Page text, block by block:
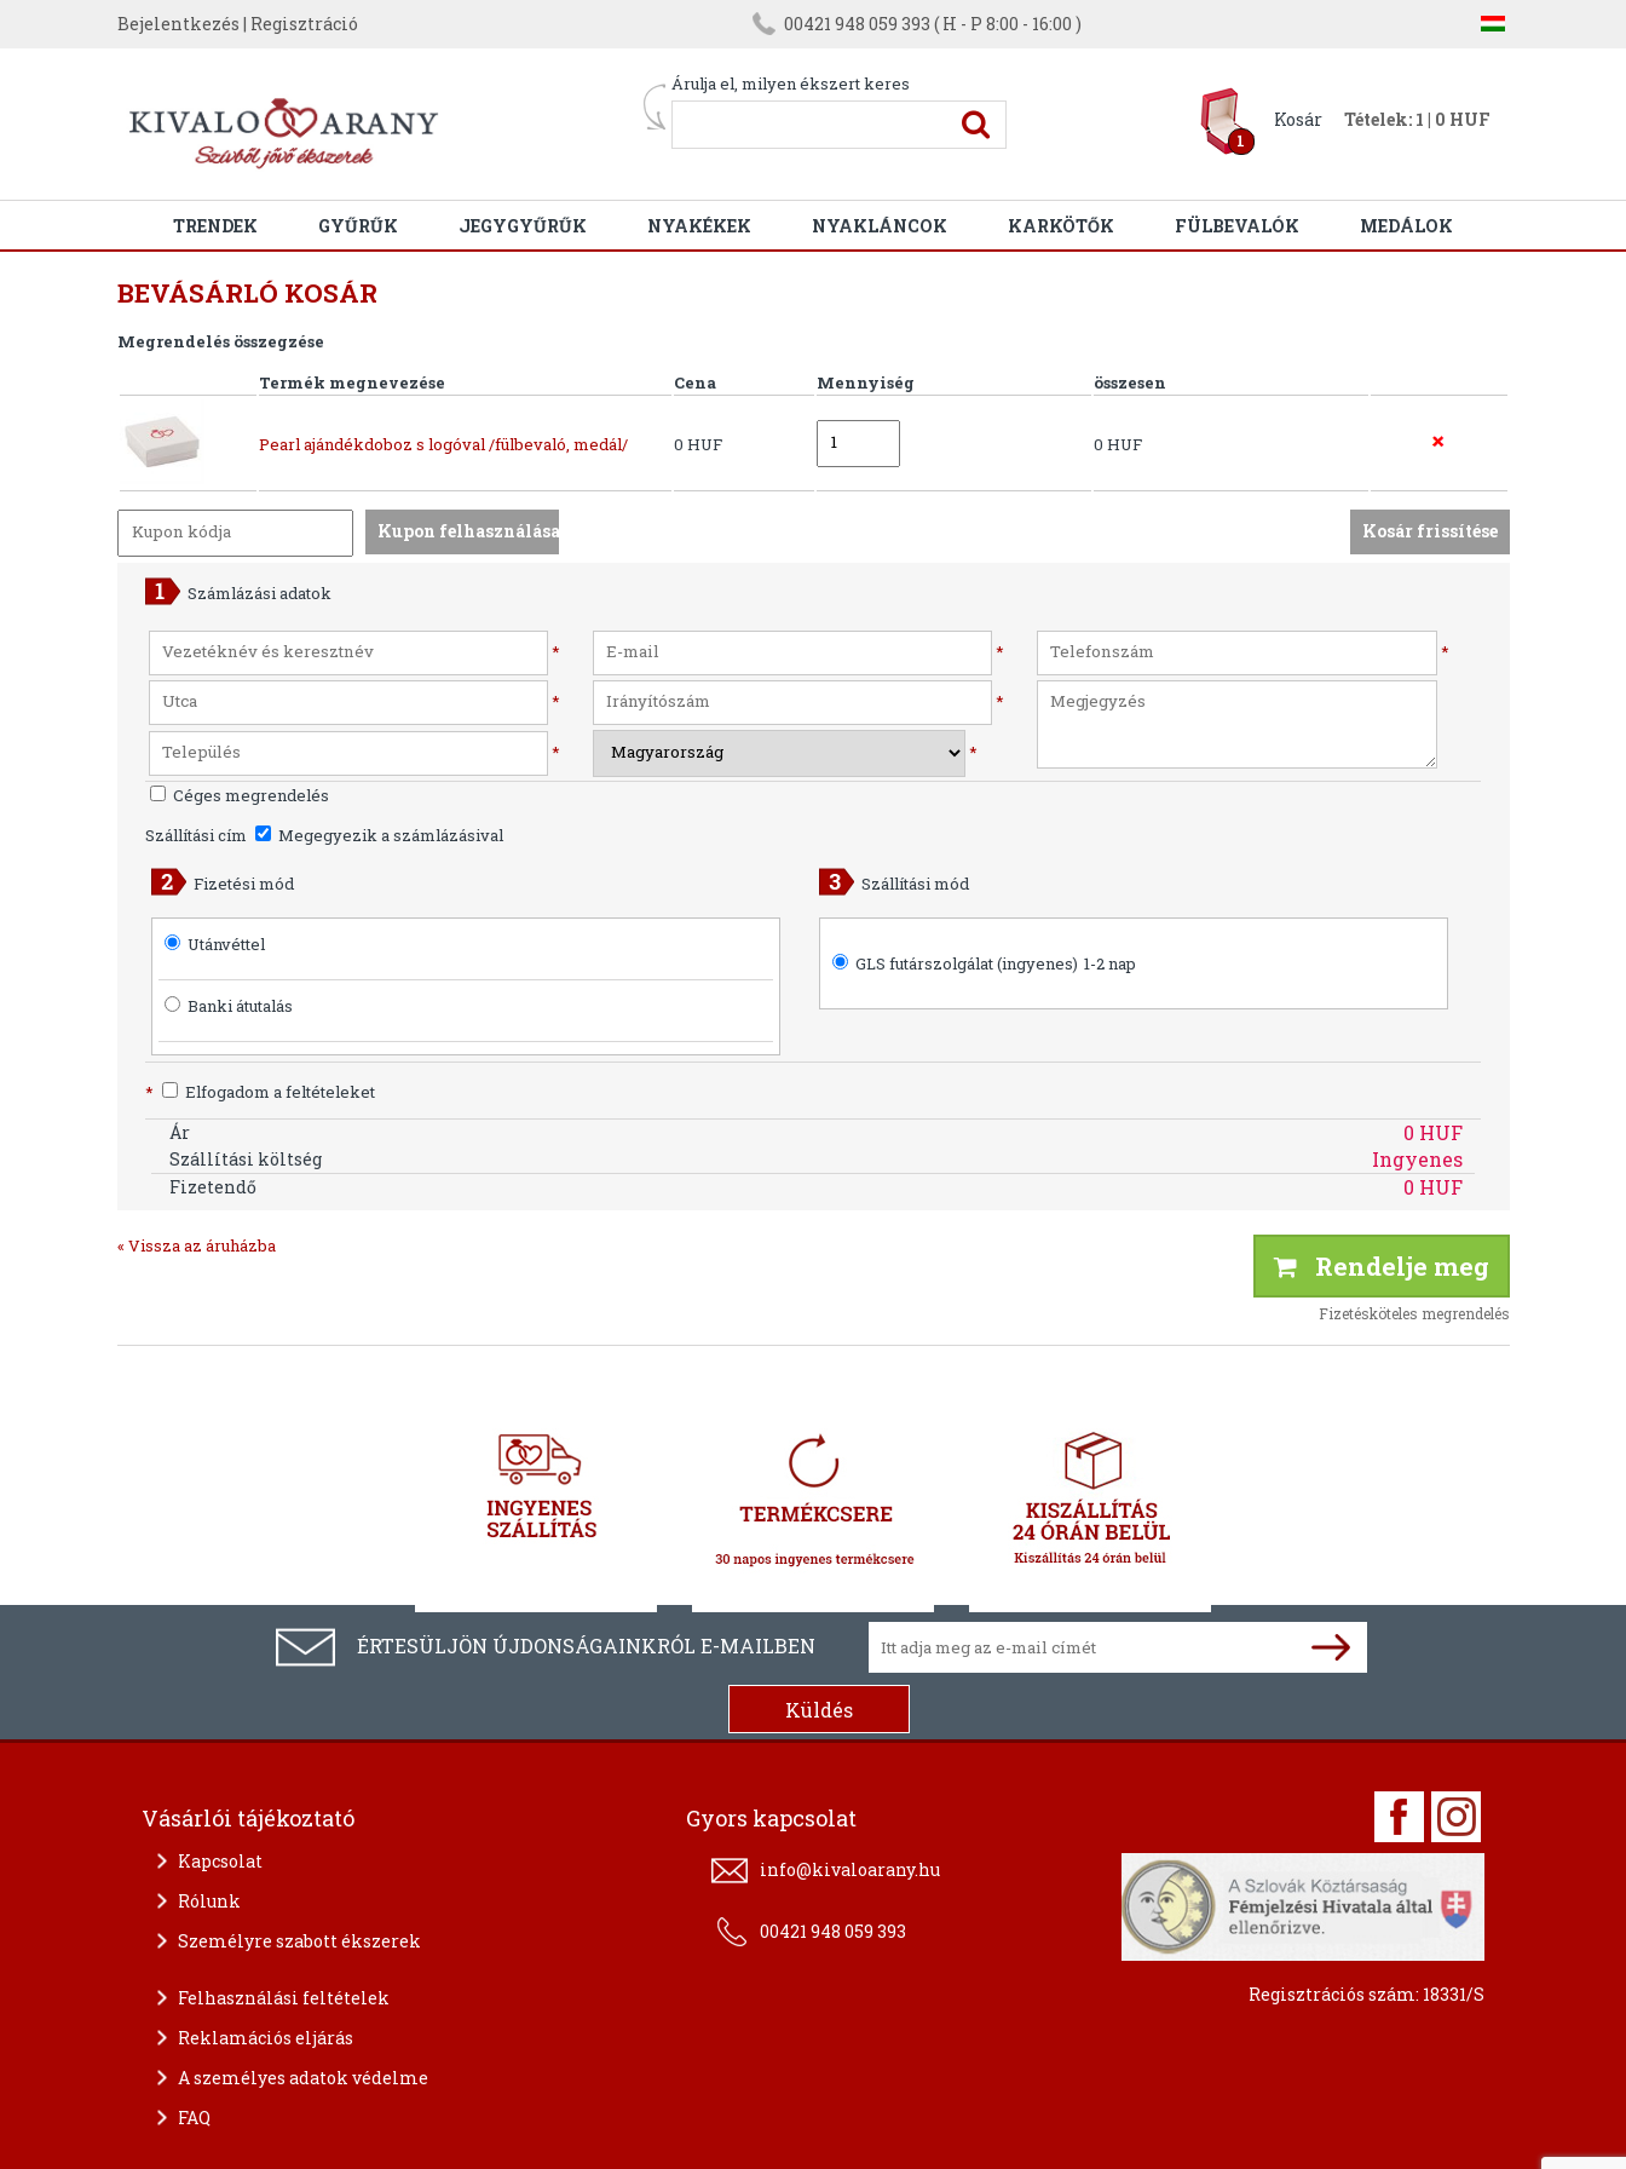
Bejelentkezés | Regisztráció 00421 948 059 393 ( H - P 8:00 - 16:00 )
Árulja el, milyen ékszert keres
1
Kosár Tételek: 1 | 0 HUF
TRENDEK GYŰRŰK JEGYGYŰRŰK NYAKÉKEK NYAKLÁNCOK KARKÖTŐK FÜLBEVALÓK MEDÁLOK
BEVÁSÁRLÓ KOSÁR
Megrendelés összegzése
Termék megnevezése
Cena Mennyiség összesen
Pearl ajándékdoboz s logóval /fülbevaló, medál/ 0 HUF 0 HUF
Számlázási adatok
* * *
* *
*
*
Céges megrendelés
Szállítási cím
Megegyezik a számlázásival
Fizetési mód
Utánvéttel
Banki átutalás
Szállítási mód
GLS futárszolgálat (ingyenes) 1-2 nap
* Elfogadom a feltételeket
Ár 0 HUF
Szállítási költség Ingyenes
Fizetendő 0 HUF
« Vissza az áruházba
Rendelje meg
Fizetésköteles megrendelés
ÉRTESÜLJÖN ÚJDONSÁGAINKRÓL E-MAILBEN
Vásárlói tájékoztató
Kapcsolat
Rólunk
Személyre szabott ékszerek
Felhasználási feltételek
Reklamációs eljárás
A személyes adatok védelme
FAQ
Gyors kapcsolat
info@kivaloarany.hu
00421 948 059 393
Regisztrációs szám: 18331/S